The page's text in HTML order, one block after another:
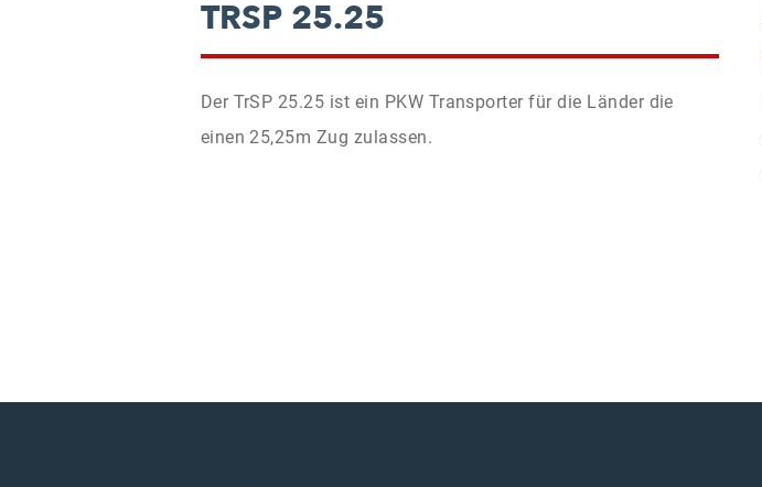
TRSP 25.25
Der TrSP 25.25 ist ein PKW Transporter für die Länder die
einen 25,25m Zug zulassen.